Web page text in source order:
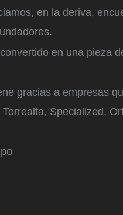
en la deriva,
en una pieza
gracias a empresas
Specialized,